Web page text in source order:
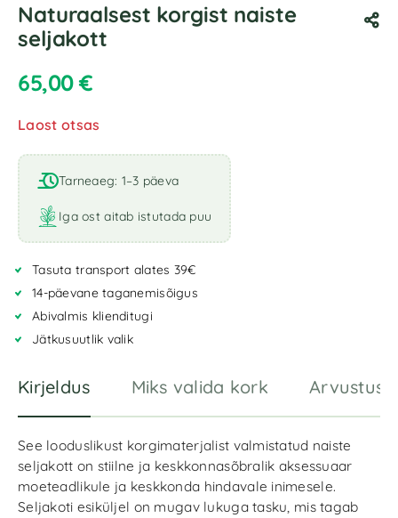
Naturaalsest korgist naiste
seljakott
65,00€
Laost otsas
Tarneaeg: 1–3 päeva
Iga ost aitab istutada puu
Tasuta transport alates 39€
14-päevane taganemisõigus
Abivalmis klienditugi
Jätkusuutlik valik
Kirjeldus Miks valida kork
See looduslikust korgimaterjalist valmistatud naiste
seljakott on stiilne ja keskkonnasõbralik aksessuaar
moeteadlikule ja keskkonda hindavale inimesele.
Seljakoti esiküljel on mugav lukuga tasku, mis tagab